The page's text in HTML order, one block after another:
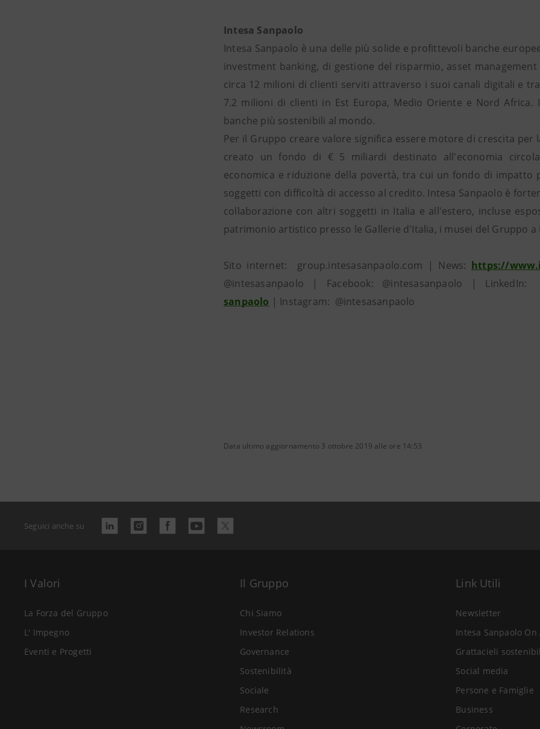
Intesa Sanpaolo
Intesa Sanpaolo è una delle più solide e profittevoli banche
investment banking, di gestione del risparmio, asset
circa 12 milioni di clienti serviti attraverso i suoi canali digitali e
7.2 milioni di clienti in Est Europa, Medio Oriente e Nord Africa.
banche più sostenibili al mondo.
Per il Gruppo creare valore significa essere motore di crescita
creato un fondo di € 5 miliardi destinato all'economia
economica e riduzione della povertà, tra cui un fondo di impatto
soggetti con difficoltà di accesso al credito. Intesa Sanpaolo è
collaborazione con altri soggetti in Italia e all'estero, incluse
patrimonio artistico presso le Gallerie d'Italia, i musei del Gruppo a
Sito internet: group.intesasanpaolo.com | News: https://
@intesasanpaolo | Facebook: @intesasanpaolo | LinkedIn:
sanpaolo | Instagram: @intesasanpaolo
Data ultimo aggiornamento 3 ottobre 2019 alle ore 14:53
Seguici anche su
I Valori
La Forza del Gruppo
L' Impegno
Eventi e Progetti
Il Gruppo
Chi Siamo
Investor Relations
Governance
Sostenibilità
Sociale
Research
Link Utili
Newsletter
Intesa Sanpaolo On
Grattacieli
Social media
Persone e Famiglie
Business